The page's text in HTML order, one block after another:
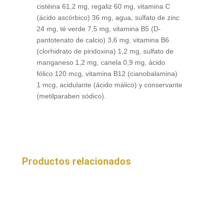
cistéina 61,2 mg, regaliz 60 mg, vitamina C
(ácido ascórbico) 36 mg, agua, sulfato de zinc
24 mg, té verde 7,5 mg, vitamina B5 (D-
pantotenato de calcio) 3,6 mg, vitamina B6
(clorhidrato de piridoxina) 1,2 mg, sulfato de
manganeso 1,2 mg, canela 0,9 mg, ácido
fólico 120 mcg, vitamina B12 (cianobalamina)
1 mcg, acidulante (ácido málico) y conservante
(metilparaben sódico).
Productos relacionados